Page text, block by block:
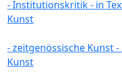
- Institutionskritik - in
Kunst
- zeitgenössische Kunst
Kunst